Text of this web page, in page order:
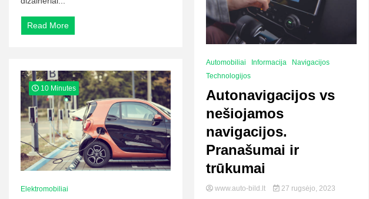
Read More
10 Minutes
Elektromobiliai
Automobiliai Informacija
Navigacijos
Technologijos
Autonavigacijos vs
nešiojamos
navigacijos.
Pranašumai ir
trūkumai
www.auto-bild.lt 27 rugsėjo, 2023